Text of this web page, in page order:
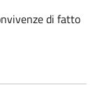
di fatto